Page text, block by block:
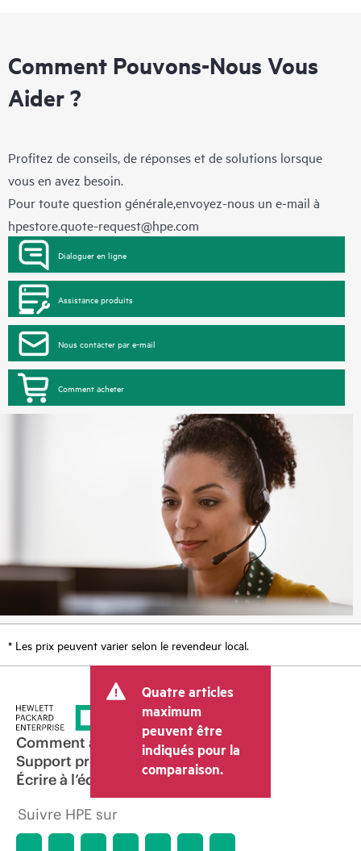
Comment Pouvons-Nous Vous
Aider ?
Profitez de conseils, de réponses et de solutions lorsque
vous en avez besoin.
Pour toute question générale,envoyez-nous un e-mail à
hpestore.quote-request@hpe.com
Dialoguer en ligne
Assistance produits
Nous contacter par e-mail
Comment acheter
* Les prix peuvent varier selon le revendeur local.
Quatre articles
maximum
peuvent être
indiqués pour la
comparaison.
Comment acheter
Support produit
Écrire à l’équipe commerciale
Suivre HPE sur